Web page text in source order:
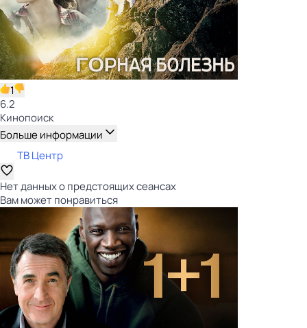
1
6.2
Кинопоиск
Больше информации
ТВ Центр
Нет данных о предстоящих сеансах
Вам может понравиться